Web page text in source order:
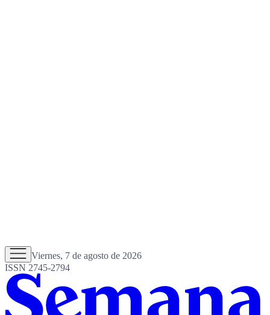
Viernes, 7 de agosto de 2026
ISSN 2745-2794